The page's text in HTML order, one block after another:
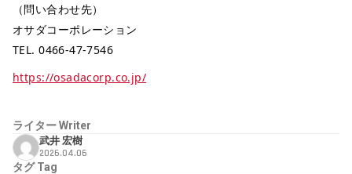
（問い合わせ先）
オサダコーポレーション
TEL. 0466-47-7546
https://osadacorp.co.jp/
ライターWriter
武井 宏樹
2026.04.06
タグTag